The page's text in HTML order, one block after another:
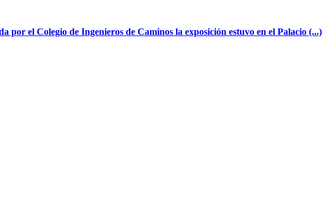
el Colegio de Ingenieros de Caminos la exposición estuvo en el Palacio (...)